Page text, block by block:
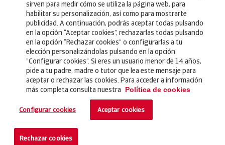
Aviso Legal
Política de Privacidad
RGPD
Política de Cookies
Seguros
Noticias
sirven para medir cómo se utiliza la página web, para
habilitar su personalización, así como para mostrarte
publicidad. A continuación, podrás aceptar todas pulsando
en la opción “Aceptar cookies”, rechazarlas todas pulsando
en la opción “Rechazar cookies” o configurarlas a tu
elección personalizándolas pulsando en la opción
“Configurar cookies”. Si eres un usuario menor de 14 años,
pide a tu padre, madre o tutor que lea este mensaje para
aceptar o rechazar las cookies. Para acceder a información
más completa consulta nuestra
Política de cookies
Configurar cookies Aceptar cookies
Rechazar cookies